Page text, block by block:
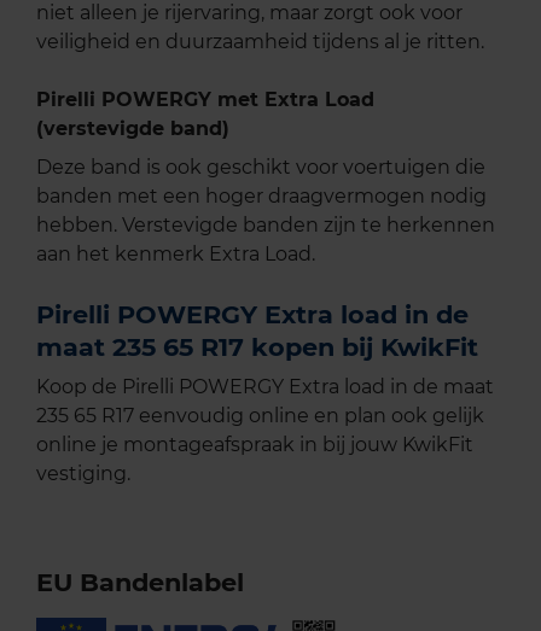
niet alleen je rijervaring, maar zorgt ook voor
veiligheid en duurzaamheid tijdens al je ritten.
Pirelli POWERGY met Extra Load
(verstevigde band)
Deze band is ook geschikt voor voertuigen die
banden met een hoger draagvermogen nodig
hebben. Verstevigde banden zijn te herkennen
aan het kenmerk Extra Load.
Pirelli POWERGY Extra load in de
maat 235 65 R17 kopen bij KwikFit
Koop de Pirelli POWERGY Extra load in de maat
235 65 R17 eenvoudig online en plan ook gelijk
online je montageafspraak in bij jouw KwikFit
vestiging.
EU Bandenlabel